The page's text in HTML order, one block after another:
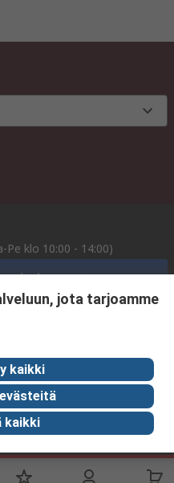
Pe klo 10:00 - 14:00)
nyt
jota tarjoamme
kaikki
kaikki